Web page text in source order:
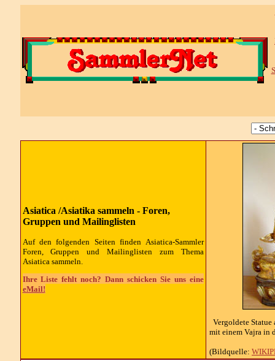
Asiatica /Asiatika sammeln - Foren,
Gruppen und Mailinglisten
Auf den folgenden Seiten finden Asiatica-Sammler
Foren, Gruppen und Mailinglisten zum Thema
Asiatica sammeln.
Ihre Liste fehlt noch? Dann schicken Sie uns eine
eMail!
Vergoldete
mit einem Vajra in
(Bildquelle: